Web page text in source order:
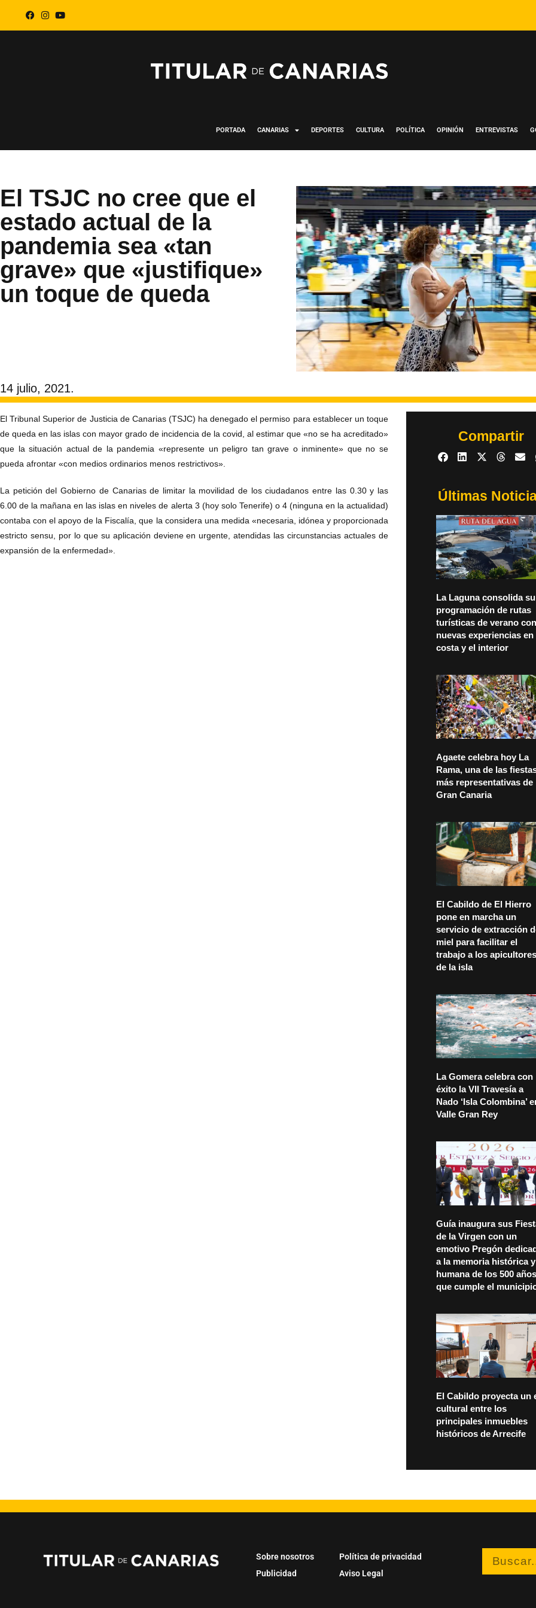
PORTADA CANARIAS DEPORTES CULTURA POLÍTICA OPINIÓN ENTREVISTAS
El TSJC no cree que el
estado actual de la
pandemia sea «tan
grave» que «justifique»
un toque de queda
14 julio, 2021.
El Tribunal Superior de Justicia de Canarias (TSJC) ha denegado el permiso para establecer un toque
de queda en las islas con mayor grado de incidencia de la covid, al estimar que «no se ha acreditado»
que la situación actual de la pandemia «represente un peligro tan grave o inminente» que no se
pueda afrontar «con medios ordinarios menos restrictivos».
La petición del Gobierno de Canarias de limitar la movilidad de los ciudadanos entre las 0.30 y las
6.00 de la mañana en las islas en niveles de alerta 3 (hoy solo Tenerife) o 4 (ninguna en la actualidad)
contaba con el apoyo de la Fiscalía, que la considera una medida «necesaria, idónea y proporcionada
estricto sensu, por lo que su aplicación deviene en urgente, atendidas las circunstancias actuales de
expansión de la enfermedad».
Compartir
Últimas
La Laguna consolida su
programación de rutas
turísticas de verano con
nuevas experiencias en
costa y el interior
Agaete celebra hoy La
Rama, una de las
más representativas de
Gran Canaria
El Cabildo de El Hierro
pone en marcha un
servicio de extracción
miel para facilitar el
trabajo a los apicultores
de la isla
La Gomera celebra con
éxito la VII Travesía a
Nado ‘Isla Colombina’
Valle Gran Rey
Guía inaugura sus
de la Virgen con un
emotivo Pregón
a la memoria histórica y
humana de los 500 años
que cumple el
El Cabildo proyecta un
cultural entre los
principales inmuebles
históricos de Arrecife
Sobre nosotros
Publicidad
Política de privacidad
Aviso Legal